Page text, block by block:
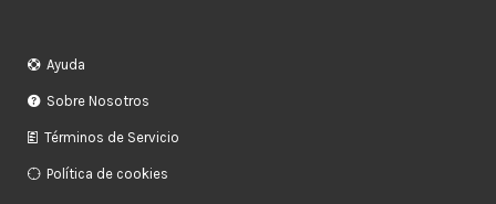
Ayuda
Sobre Nosotros
Términos de Servicio
Política de cookies